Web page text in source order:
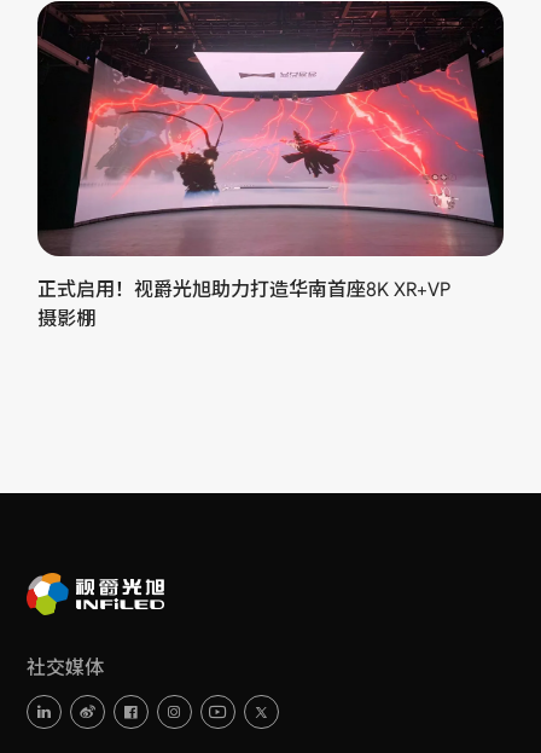
正式启用！视爵光旭助力打造华南首座8K XR+VP
摄影棚
社交媒体